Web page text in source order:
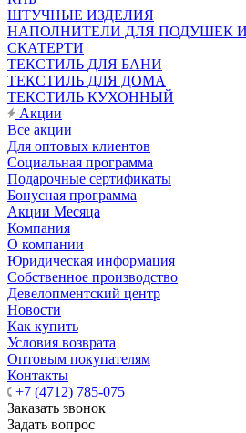
ШТУЧНЫЕ ИЗДЕЛИЯ
НАПОЛНИТЕЛИ ДЛЯ ПОДУШЕК
СКАТЕРТИ
ТЕКСТИЛЬ ДЛЯ БАНИ
ТЕКСТИЛЬ ДЛЯ ДОМА
ТЕКСТИЛЬ КУХОННЫЙ
Акции
Все акции
Для оптовых клиентов
Социальная программа
Подарочные сертификаты
Бонусная программа
Акции Месяца
Компания
О компании
Юридическая информация
Собственное производство
Девелопментский центр
Новости
Как купить
Условия возврата
Оптовым покупателям
Контакты
+7 (4712) 785-075
Заказать звонок
Задать вопрос